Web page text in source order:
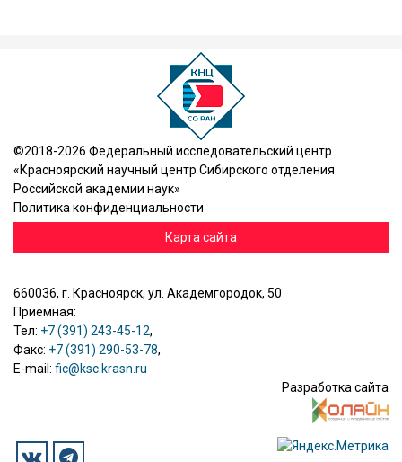
©2018-2026 Федеральный исследовательский центр
«Красноярский научный центр Сибирского отделения
Российской академии наук»
Политика конфиденциальности
Карта сайта
660036, г. Красноярск, ул. Академгородок, 50
Приёмная:
Тел: +7 (391) 243-45-12,
Факс: +7 (391) 290-53-78,
E-mail: fic@ksc.krasn.ru
Разработка сайта